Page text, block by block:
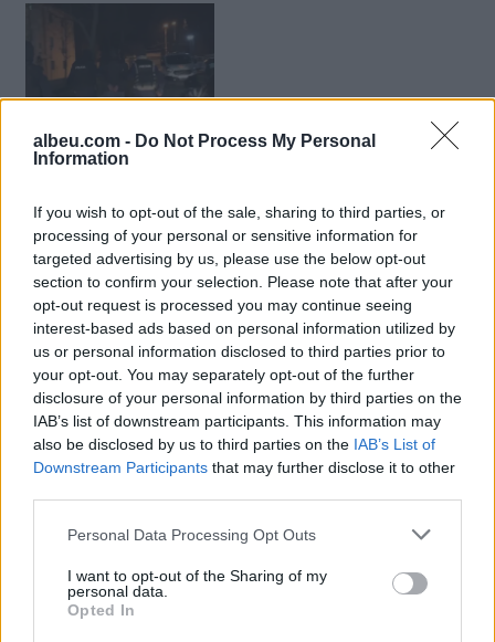
albeu.com - Do Not Process My Personal
Information
If you wish to opt-out of the sale, sharing to third parties, or
processing of your personal or sensitive information for
targeted advertising by us, please use the below opt-out
section to confirm your selection. Please note that after your
opt-out request is processed you may continue seeing
interest-based ads based on personal information utilized by
us or personal information disclosed to third parties prior to
your opt-out. You may separately opt-out of the further
disclosure of your personal information by third parties on the
IAB’s list of downstream participants. This information may
also be disclosed by us to third parties on the IAB’s List of
Downstream Participants that may further disclose it to other
Personal Data Processing Opt Outs
I want to opt-out of the Sharing of my
personal data.
Opted In
drogë, arrestohet 31-
vjeçari që ishte në arrest
Shtuarmë1.11.2022 16:32
Tags:
Aksion “blic” në Itali